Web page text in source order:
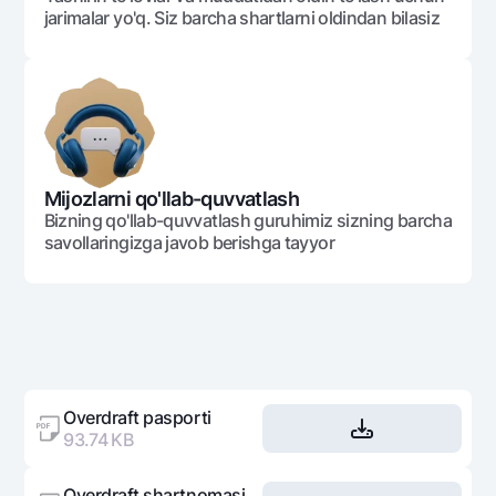
jarimalar yo'q. Siz barcha shartlarni oldindan bilasiz
Mijozlarni qo'llab-quvvatlash
Bizning qo'llab-quvvatlash guruhimiz sizning barcha
savollaringizga javob berishga tayyor
Overdraft pasporti
93.74 KB